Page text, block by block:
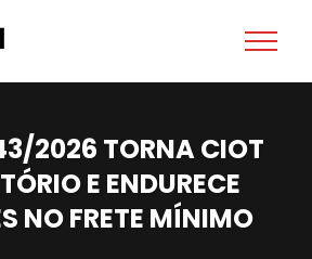
2026 TORNA CIOT
E ENDURECE
NO FRETE MÍNIMO